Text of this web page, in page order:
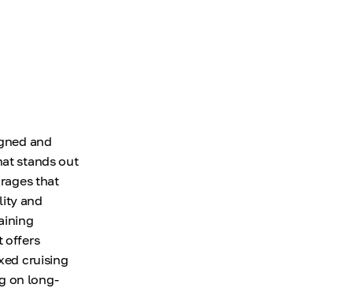
and
stands out
that
and
offers
cruising
on long-